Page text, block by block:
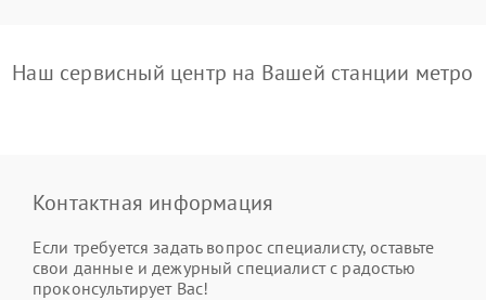
Наш сервисный центр на Вашей станции метро
Контактная информация
Если требуется задать вопрос специалисту, оставьте
свои данные и дежурный специалист с радостью
проконсультирует Вас!